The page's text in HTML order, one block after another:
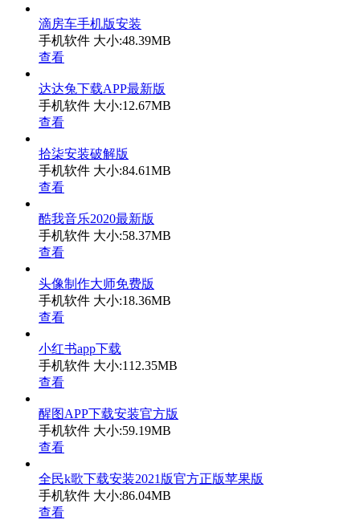
滴房车手机版安装
手机软件 大小:48.39MB
查看
达达兔下载APP最新版
手机软件 大小:12.67MB
查看
拾柒安装破解版
手机软件 大小:84.61MB
查看
酷我音乐2020最新版
手机软件 大小:58.37MB
查看
头像制作大师免费版
手机软件 大小:18.36MB
查看
小红书app下载
手机软件 大小:112.35MB
查看
醒图APP下载安装官方版
手机软件 大小:59.19MB
查看
全民k歌下载安装2021版官方正版苹果版
手机软件 大小:86.04MB
查看